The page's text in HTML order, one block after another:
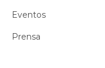
Eventos
Prensa